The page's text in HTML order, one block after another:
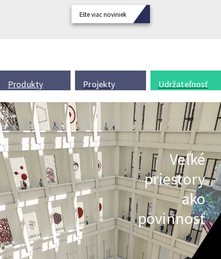
Ešte viac noviniek
Produkty Projekty Udržateľnosť
Veľké
priestory
ako
povinnosť